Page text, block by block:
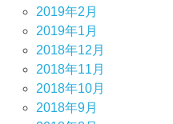
2019年2月
2019年1月
2018年12月
2018年11月
2018年10月
2018年9月